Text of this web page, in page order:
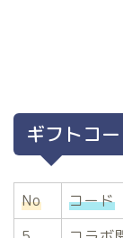
ギフトコ
No コード